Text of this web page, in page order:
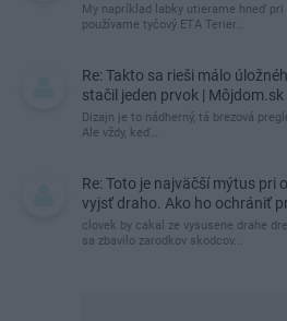
My napríklad labky utierame hneď pri
používame tyčový ETA Terier…
Re: Takto sa rieši málo
stačil jeden prvok | Môjdom.sk
Dizajn je to nádherný, tá brezová
Ale vždy, keď…
Re: Toto je najväčší mýtus pri
vyjsť draho. Ako ho ochrániť
clovek by cakal ze vysusene drahe
sa zbavilo zarodkov skodcov...